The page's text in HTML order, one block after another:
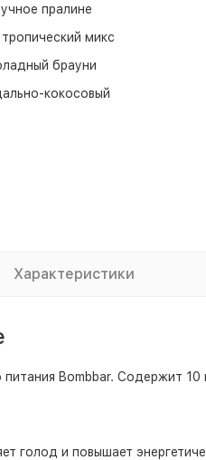
пралине
микс
брауни
кокосовый
Характеристики
Bombbar. Содержит
голод и повышает